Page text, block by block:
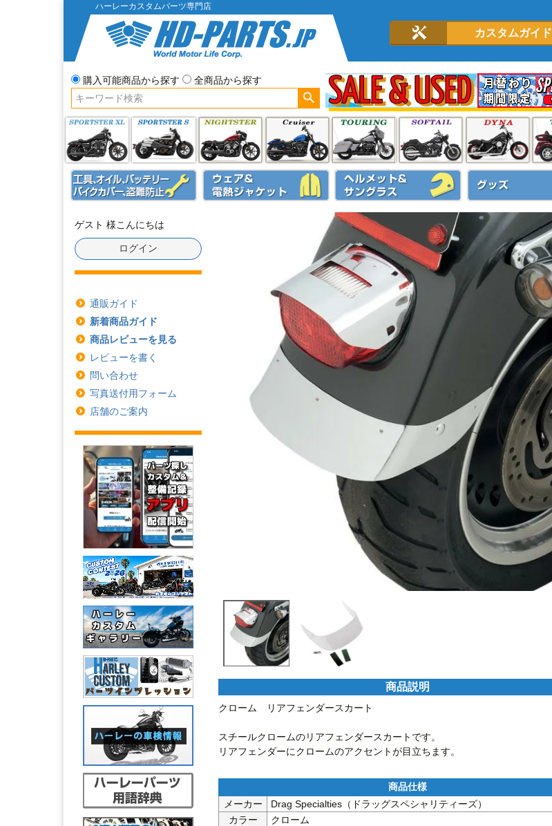
ハーレーカスタムパーツ専門店
カスタムガイド
購入可能商品から探す
全商品から探す
ゲスト 様こんにちは
ログイン
通販ガイド
新着商品ガイド
商品レビューを見る
レビューを書く
問い合わせ
写真送付用フォーム
店舗のご案内
商品説明
クローム　リアフェンダースカート
スチールクロームのリアフェンダースカートです。
リアフェンダーにクロームのアクセントが目立ちます。
メーカー
Drag Specialties（ドラッグスペシャリティーズ）
カラー
クローム